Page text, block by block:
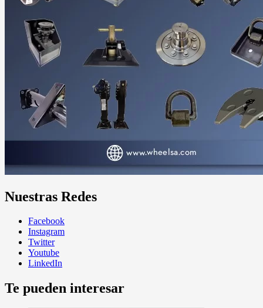
Nuestras Redes
Facebook
Instagram
Twitter
Youtube
LinkedIn
Te pueden interesar